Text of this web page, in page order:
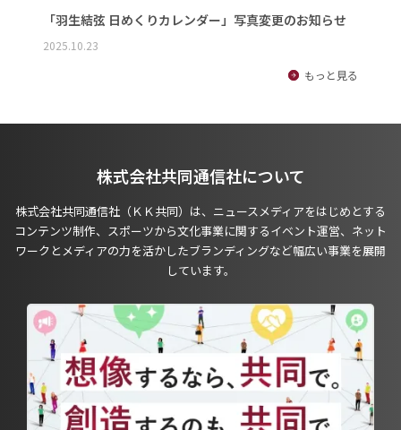
「羽生結弦 日めくりカレンダー」写真変更のお知らせ
2025.10.23
もっと見る
株式会社共同通信社について
株式会社共同通信社（ＫＫ共同）は、ニュースメディアをはじめとする
コンテンツ制作、スポーツから文化事業に関するイベント運営、ネット
ワークとメディアの力を活かしたブランディングなど幅広い事業を展開
しています。